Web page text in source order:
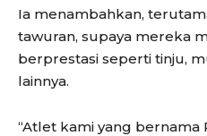
Ia menambahkan,
tawuran, supaya mereka
berprestasi seperti tinju,
lainnya.
“Atlet kami yang bernama